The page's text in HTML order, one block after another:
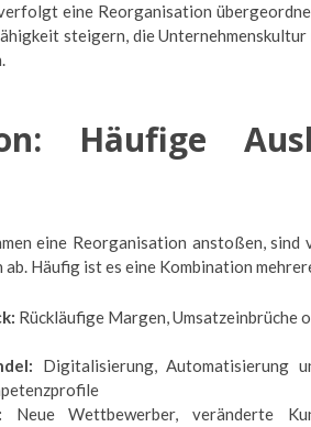
eine Reorganisation
steigern, die
Häufige
eine Reorganisation anstoßen,
Häufig ist es eine Kombination
Rückläufige Margen, Umsatzeinbrüche
Digitalisierung, Automatisierung
Neue Wettbewerber, veränderte